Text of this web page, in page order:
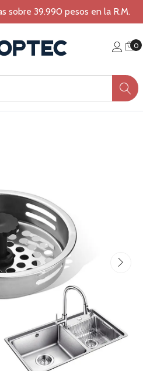
sobre 39.990 pesos en la R.M.
0